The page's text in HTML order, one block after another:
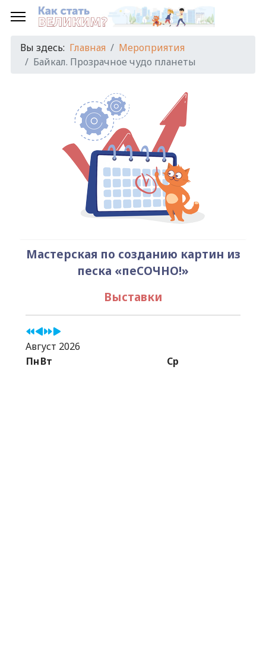
Вы здесь: Главная
Мероприятия
Байкал. Прозрачное чудо планеты
Мастерская по созданию картин из
песка «пеСОЧНО!»
Выставки
годмесяц
годмесяц
Август 2026
ПнВт Ср